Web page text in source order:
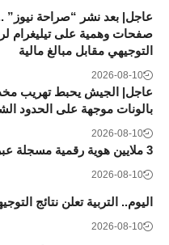
عاجل| بعد نشر “صراحة نيوز” ..
صفحات وهمية على تيليغرام
التوجيهي مقابل مبالغ مالية
2026-08-10
عاجل| الجيش يحبط تهريب
بالونات موجهة على الحدود
2026-08-10
3 ملايين هوية رقمية مسجلة عبر تطبيق «سند»
2026-08-10
اليوم.. التربية تعلن نتائج التوجيهي
2026-08-10